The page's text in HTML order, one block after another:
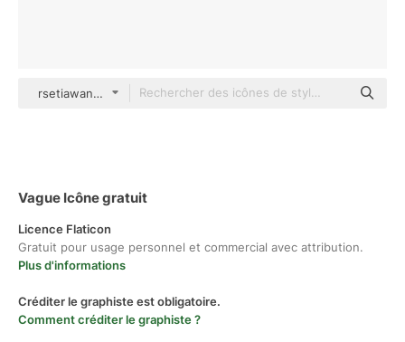
rsetiawan Detailed Outline
Vague Icône gratuit
Licence Flaticon
Gratuit pour usage personnel et commercial avec attribution.
Plus d'informations
Créditer le graphiste est obligatoire.
Comment créditer le graphiste ?